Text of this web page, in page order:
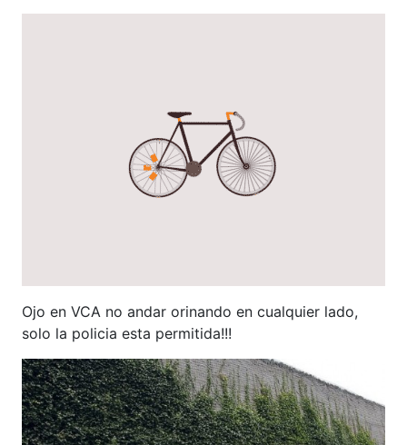
Ojo en VCA no andar orinando en cualquier lado,
solo la policia esta permitida!!!